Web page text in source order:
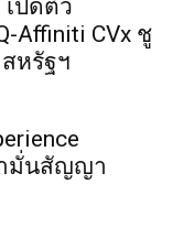
ปิดตัว
Affiniti CVx ชู
หรัฐฯ
ำมั่นสัญญา